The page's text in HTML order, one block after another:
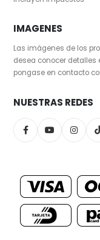
IMAGENES
Las imágenes de los
desea conocer detalles
pongase en contacto
NUESTRAS REDES